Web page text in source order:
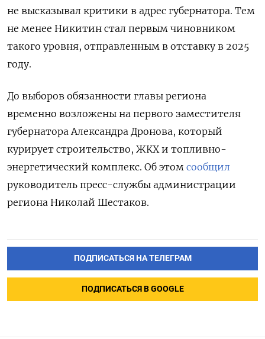
не высказывал критики в адрес губернатора. Тем
не менее Никитин стал первым чиновником
такого уровня, отправленным в отставку в 2025
году.
До выборов обязанности главы региона
временно возложены на первого заместителя
губернатора Александра Дронова, который
курирует строительство, ЖКХ и топливно-
энергетический комплекс. Об этом сообщил
руководитель пресс-службы администрации
региона Николай Шестаков.
ПОДПИСАТЬСЯ НА ТЕЛЕГРАМ
ПОДПИСАТЬСЯ В GOOGLE